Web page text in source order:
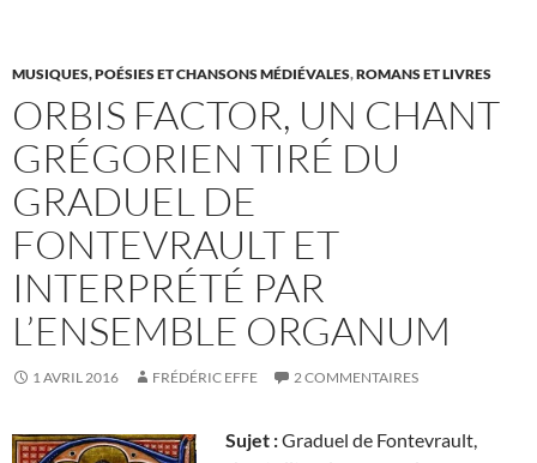
MUSIQUES, POÉSIES ET CHANSONS MÉDIÉVALES,ROMANS ET LIVRES
ORBIS FACTOR, UN CHANT
GRÉGORIEN TIRÉ DU
GRADUEL DE
FONTEVRAULT ET
INTERPRÉTÉ PAR
L’ENSEMBLE ORGANUM
1 AVRIL 2016 FRÉDÉRIC EFFE 2 COMMENTAIRES
Sujet :Graduel de Fontevrault,